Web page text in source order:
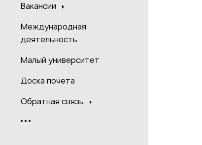
Вакансии
Международная
деятельность
Малый университет
Доска почета
Обратная связь